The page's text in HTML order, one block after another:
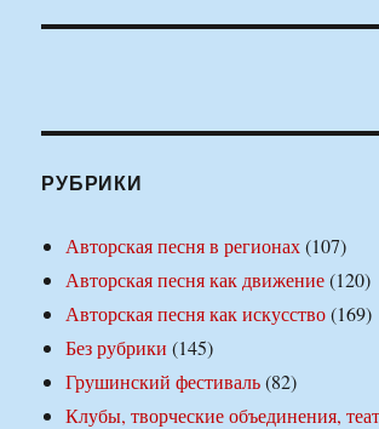
РУБРИКИ
Авторская песня в регионах(107)
Авторская песня как движение(120)
Авторская песня как искусство(169)
Без рубрики (145)
Грушинский фестиваль(82)
Клубы, творческие объединения,